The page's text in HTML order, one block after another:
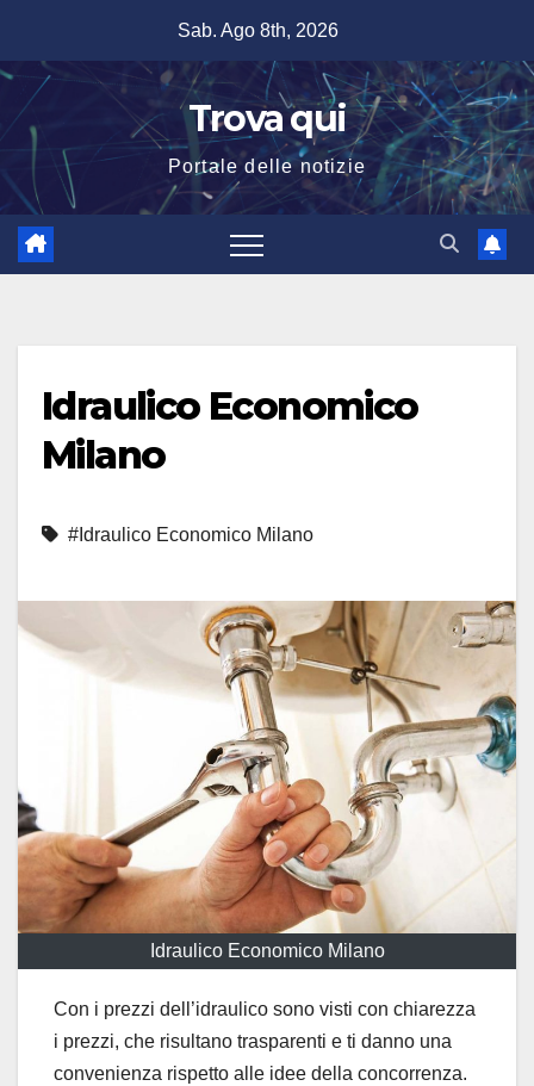
contenuto
Sab. Ago 8th, 2026
Trova qui
Portale delle notizie
Idraulico Economico
Milano
#Idraulico Economico Milano
Idraulico Economico Milano
Con i prezzi dell’idraulico sono visti con chiarezza
i prezzi, che risultano trasparenti e ti danno una
convenienza rispetto alle idee della concorrenza.